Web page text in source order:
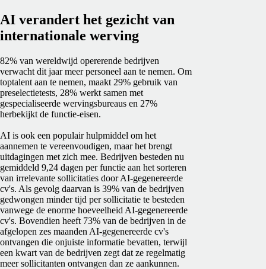
AI verandert het gezicht van
internationale werving
82% van wereldwijd opererende bedrijven
verwacht dit jaar meer personeel aan te nemen. Om
top­talent aan te nemen, maakt 29% gebruik van
preselectietests, 28% werkt samen met
gespecialiseerde wervingsbureaus en 27%
herbekijkt de functie-eisen.
AI is ook een populair hulpmiddel om het
aannemen te vereenvoudigen, maar het brengt
uitdagingen met zich mee. Bedrijven besteden nu
gemiddeld 9,24 dagen per functie aan het sorteren
van irrelevante sollicitaties door AI-gegenereerde
cv's. Als gevolg daarvan is 39% van de bedrijven
gedwongen minder tijd per sollicitatie te besteden
vanwege de enorme hoeveelheid AI-gegenereerde
cv's. Bovendien heeft 73% van de bedrijven in de
afgelopen zes maanden AI-gegenereerde cv's
ontvangen die onjuiste informatie bevatten, terwijl
een kwart van de bedrijven zegt dat ze regelmatig
meer sollicitanten ontvangen dan ze aankunnen.